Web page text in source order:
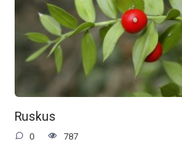
Ruskus
0 787